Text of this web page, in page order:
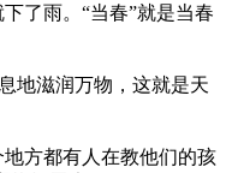
了雨。“当春”就是当春
地滋润万物，这就是天
方都有人在教他们的孩